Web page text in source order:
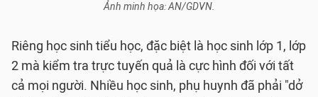
Ảnh minh họa: AN/GDVN.
Riêng học sinh tiểu học, đặc biệt là học sinh lớp 1, lớp
2 mà kiểm tra trực tuyến quả là cực hình đối với tất
cả mọi người. Nhiều học sinh, phụ huynh đã phải "dở